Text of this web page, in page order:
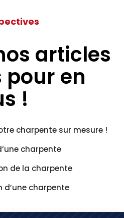
articles
pour en
!
charpente sur mesure !
charpente
de la charpente
d’une charpente